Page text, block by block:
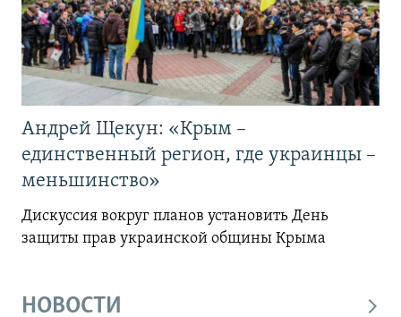
Андрей Щекун: «Крым –
единственный регион, где украинцы –
меньшинство»
Дискуссия вокруг планов установить День
защиты прав украинской общины Крыма
НОВОСТИ